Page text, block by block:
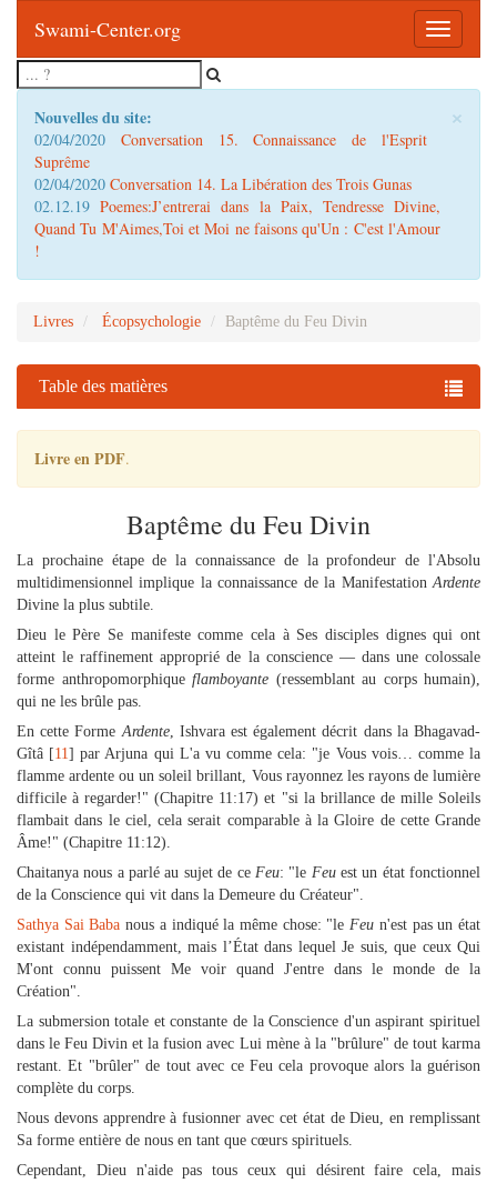
Toggle
Swami-Center.org
×
Nouvelles du site:
02/04/2020 Conversation 15. Connaissance de l'Esprit
Suprême
02/04/2020 Conversation 14. La Libération des Trois Gunas
02.12.19Poemes:J’entrerai dans la Paix, Tendresse Divine,
Quand Tu M'Aimes,Toi et Moi ne faisons qu'Un : C'est l'Amour
!
Livres Écopsychologie Baptême du Feu Divin
Table des matières
Livre en PDF.
Baptême du Feu Divin
La prochaine étape de la connaissance de la profondeur de l'Absolu
multidimensionnel implique la connaissance de la ManifestationArdente
Divine la plus subtile.
Dieu le Père Se manifeste comme cela à Ses disciples dignes qui ont
atteint le raffinement approprié de la conscience — dans une colossale
forme anthropomorphique flamboyante (ressemblant au corps humain),
qui ne les brûle pas.
En cette FormeArdente, Ishvara est également décrit dans la Bhagavad-
Gîtâ [11] par Arjuna qui L'a vu comme cela: "je Vous vois… comme la
flamme ardente ou un soleil brillant, Vous rayonnez les rayons de lumière
difficile à regarder!" (Chapitre 11:17) et "si la brillance de mille Soleils
flambait dans le ciel, cela serait comparable à la Gloire de cette Grande
Âme!" (Chapitre 11:12).
Chaitanya nous a parlé au sujet de ce Feu: "le Feuest un état fonctionnel
de la Conscience qui vit dans la Demeure du Créateur".
Sathya Sai Baba nous a indiqué la même chose: "leFeu n'est pas un état
existant indépendamment, mais l’État dans lequel Je suis, que ceux Qui
M'ont connu puissent Me voir quand J'entre dans le monde de la
Création".
La submersion totale et constante de la Conscience d'un aspirant spirituel
dans le Feu Divin et la fusion avec Lui mène à la "brûlure" de tout karma
restant. Et "brûler" de tout avec ce Feu cela provoque alors la guérison
complète du corps.
Nous devons apprendre à fusionner avec cet état de Dieu, en remplissant
Sa forme entière de nous en tant que cœurs spirituels.
Cependant, Dieu n'aide pas tous ceux qui désirent faire cela, mais